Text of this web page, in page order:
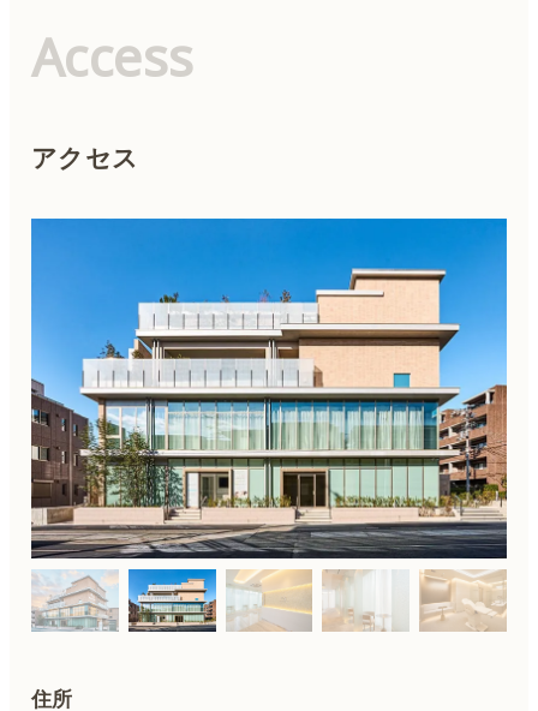
ピーリング
ニキビ治療
ダイエット・痩身
Access
アクセス
住所